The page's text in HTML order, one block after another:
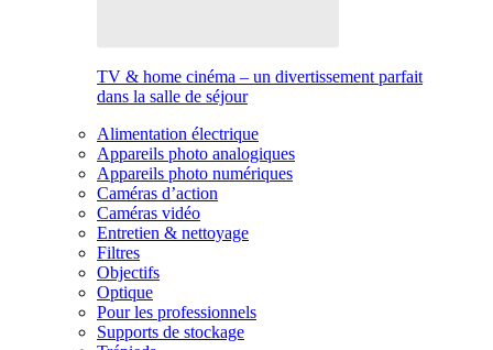
TV & home cinéma – un divertissement parfait
dans la salle de séjour
Alimentation électrique
Appareils photo analogiques
Appareils photo numériques
Caméras d’action
Caméras vidéo
Entretien & nettoyage
Filtres
Objectifs
Optique
Pour les professionnels
Supports de stockage